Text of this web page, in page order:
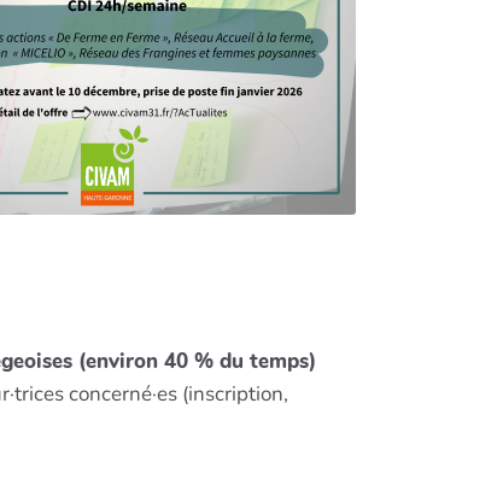
(environ 40 % du temps)
concerné·es (inscription,